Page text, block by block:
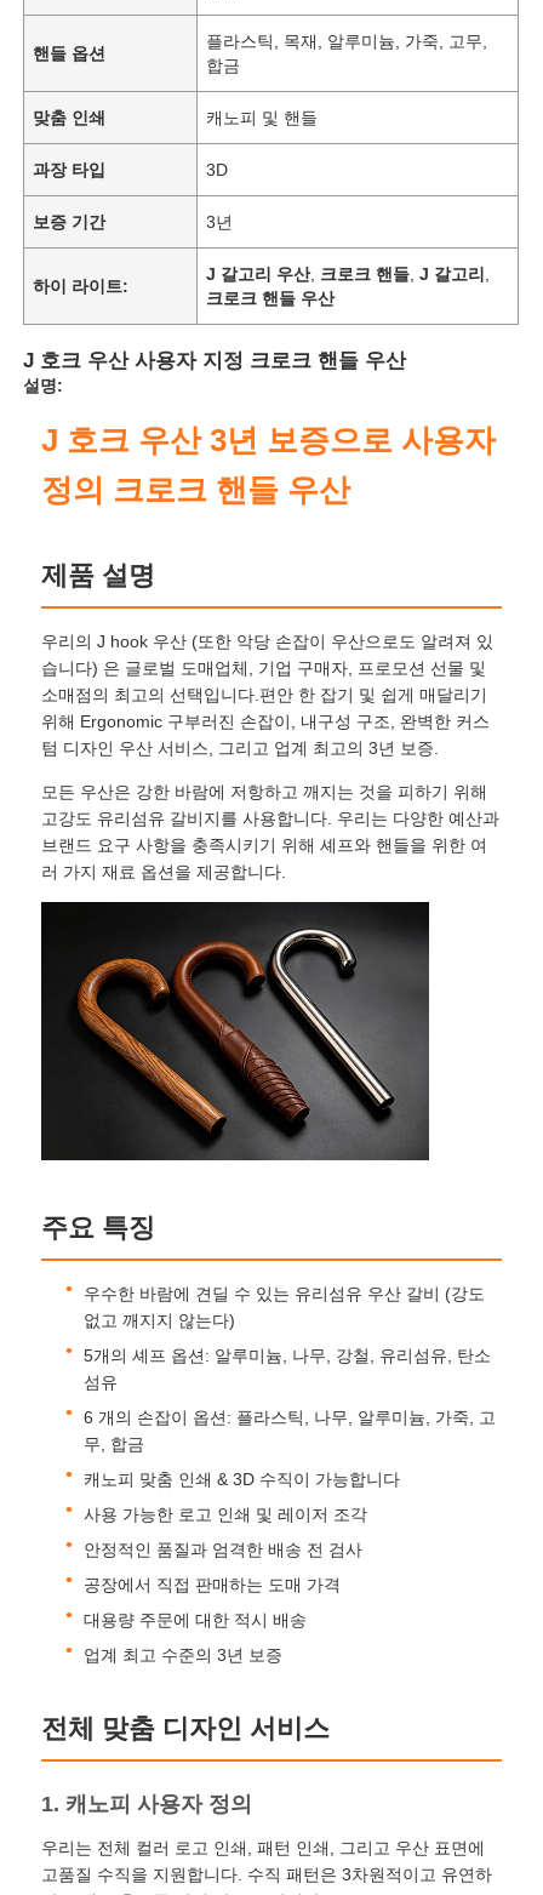
제품 소개
회사 소개
공장 투어
연락처
뉴스
모든 케이스
견적 요청
골프 우산
핸들 옵션
플라스틱, 목재, 알루미늄, 가죽, 고무,
합금
맞춤 인쇄 캐노피 및 핸들
과장 타입 3D
보증 기간 3년
하이 라이트:
J 갈고리 우산, 크로크 핸들 ,J 갈고리
크로크 핸들 우산
J 호크 우산 사용자 지정 크로크 핸들 우산
설명:
J 호크 우산 3년 보증으로 사용자
정의 크로크 핸들 우산
제품 설명
우리의 J hook 우산 (또한 악당 손잡이 우산으로도 알려져 있
습니다) 은 글로벌 도매업체, 기업 구매자, 프로모션 선물 및
소매점의 최고의 선택입니다.편안 한 잡기 및 쉽게 매달리기
위해 Ergonomic 구부러진 손잡이, 내구성 구조, 완벽한 커스
텀 디자인 우산 서비스, 그리고 업계 최고의 3년 보증.
모든 우산은 강한 바람에 저항하고 깨지는 것을 피하기 위해
고강도 유리섬유 갈비지를 사용합니다. 우리는 다양한 예산과
브랜드 요구 사항을 충족시키기 위해 셰프와 핸들을 위한 여
러 가지 재료 옵션을 제공합니다.
주요 특징
우수한 바람에 견딜 수 있는 유리섬유 우산 갈비 (강도
없고 깨지지 않는다)
5개의 셰프 옵션: 알루미늄, 나무, 강철, 유리섬유, 탄소
섬유
6 개의 손잡이 옵션: 플라스틱, 나무, 알루미늄, 가죽, 고
무, 합금
캐노피 맞춤 인쇄 & 3D 수직이 가능합니다
사용 가능한 로고 인쇄 및 레이저 조각
안정적인 품질과 엄격한 배송 전 검사
공장에서 직접 판매하는 도매 가격
대용량 주문에 대한 적시 배송
업계 최고 수준의 3년 보증
전체 맞춤 디자인 서비스
1. 캐노피 사용자 정의
우리는 전체 컬러 로고 인쇄, 패턴 인쇄, 그리고 우산 표면에
고품질 수직을 지원합니다. 수직 패턴은 3차원적이고 유연하